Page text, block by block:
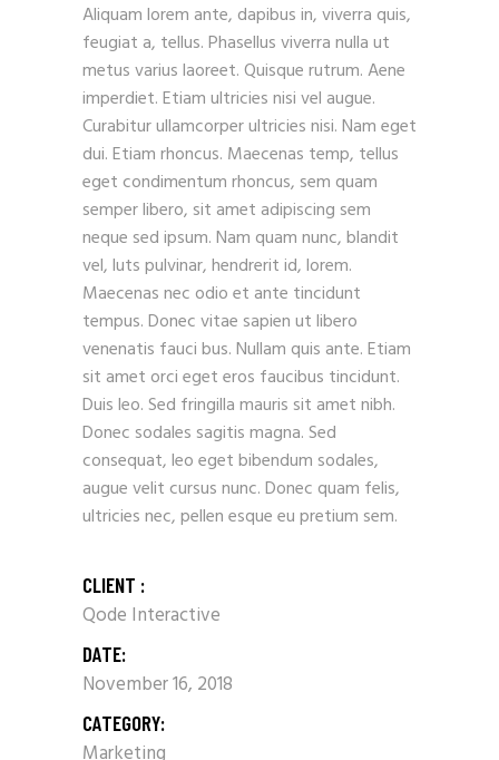
Aliquam lorem ante, dapibus in, viverra quis,
feugiat a, tellus. Phasellus viverra nulla ut
metus varius laoreet. Quisque rutrum. Aene
imperdiet. Etiam ultricies nisi vel augue.
Curabitur ullamcorper ultricies nisi. Nam eget
dui. Etiam rhoncus. Maecenas temp, tellus
eget condimentum rhoncus, sem quam
semper libero, sit amet adipiscing sem
neque sed ipsum. Nam quam nunc, blandit
vel, luts pulvinar, hendrerit id, lorem.
Maecenas nec odio et ante tincidunt
tempus. Donec vitae sapien ut libero
venenatis fauci bus. Nullam quis ante. Etiam
sit amet orci eget eros faucibus tincidunt.
Duis leo. Sed fringilla mauris sit amet nibh.
Donec sodales sagitis magna. Sed
consequat, leo eget bibendum sodales,
augue velit cursus nunc. Donec quam felis,
ultricies nec, pellen esque eu pretium sem.
CLIENT :
Qode Interactive
DATE:
November 16, 2018
CATEGORY: